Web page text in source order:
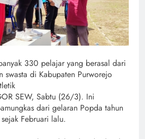
330 pelajar yang berasal dari
swasta di Kabupaten Purworejo
SEW, Sabtu (26/3). Ini
dari gelaran Popda tahun
Februari lalu.